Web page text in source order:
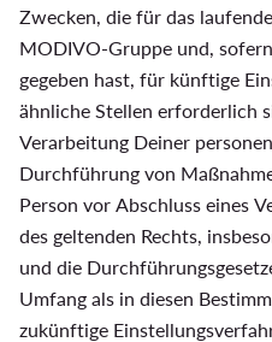
Zwecken, die für das
MODIVO-Gruppe und,
gegeben hast, für künftige
ähnliche Stellen erforderlich
Verarbeitung Deiner
Durchführung von
Person vor Abschluss eines
des geltenden Rechts,
und die
Umfang als in diesen
zukünftige